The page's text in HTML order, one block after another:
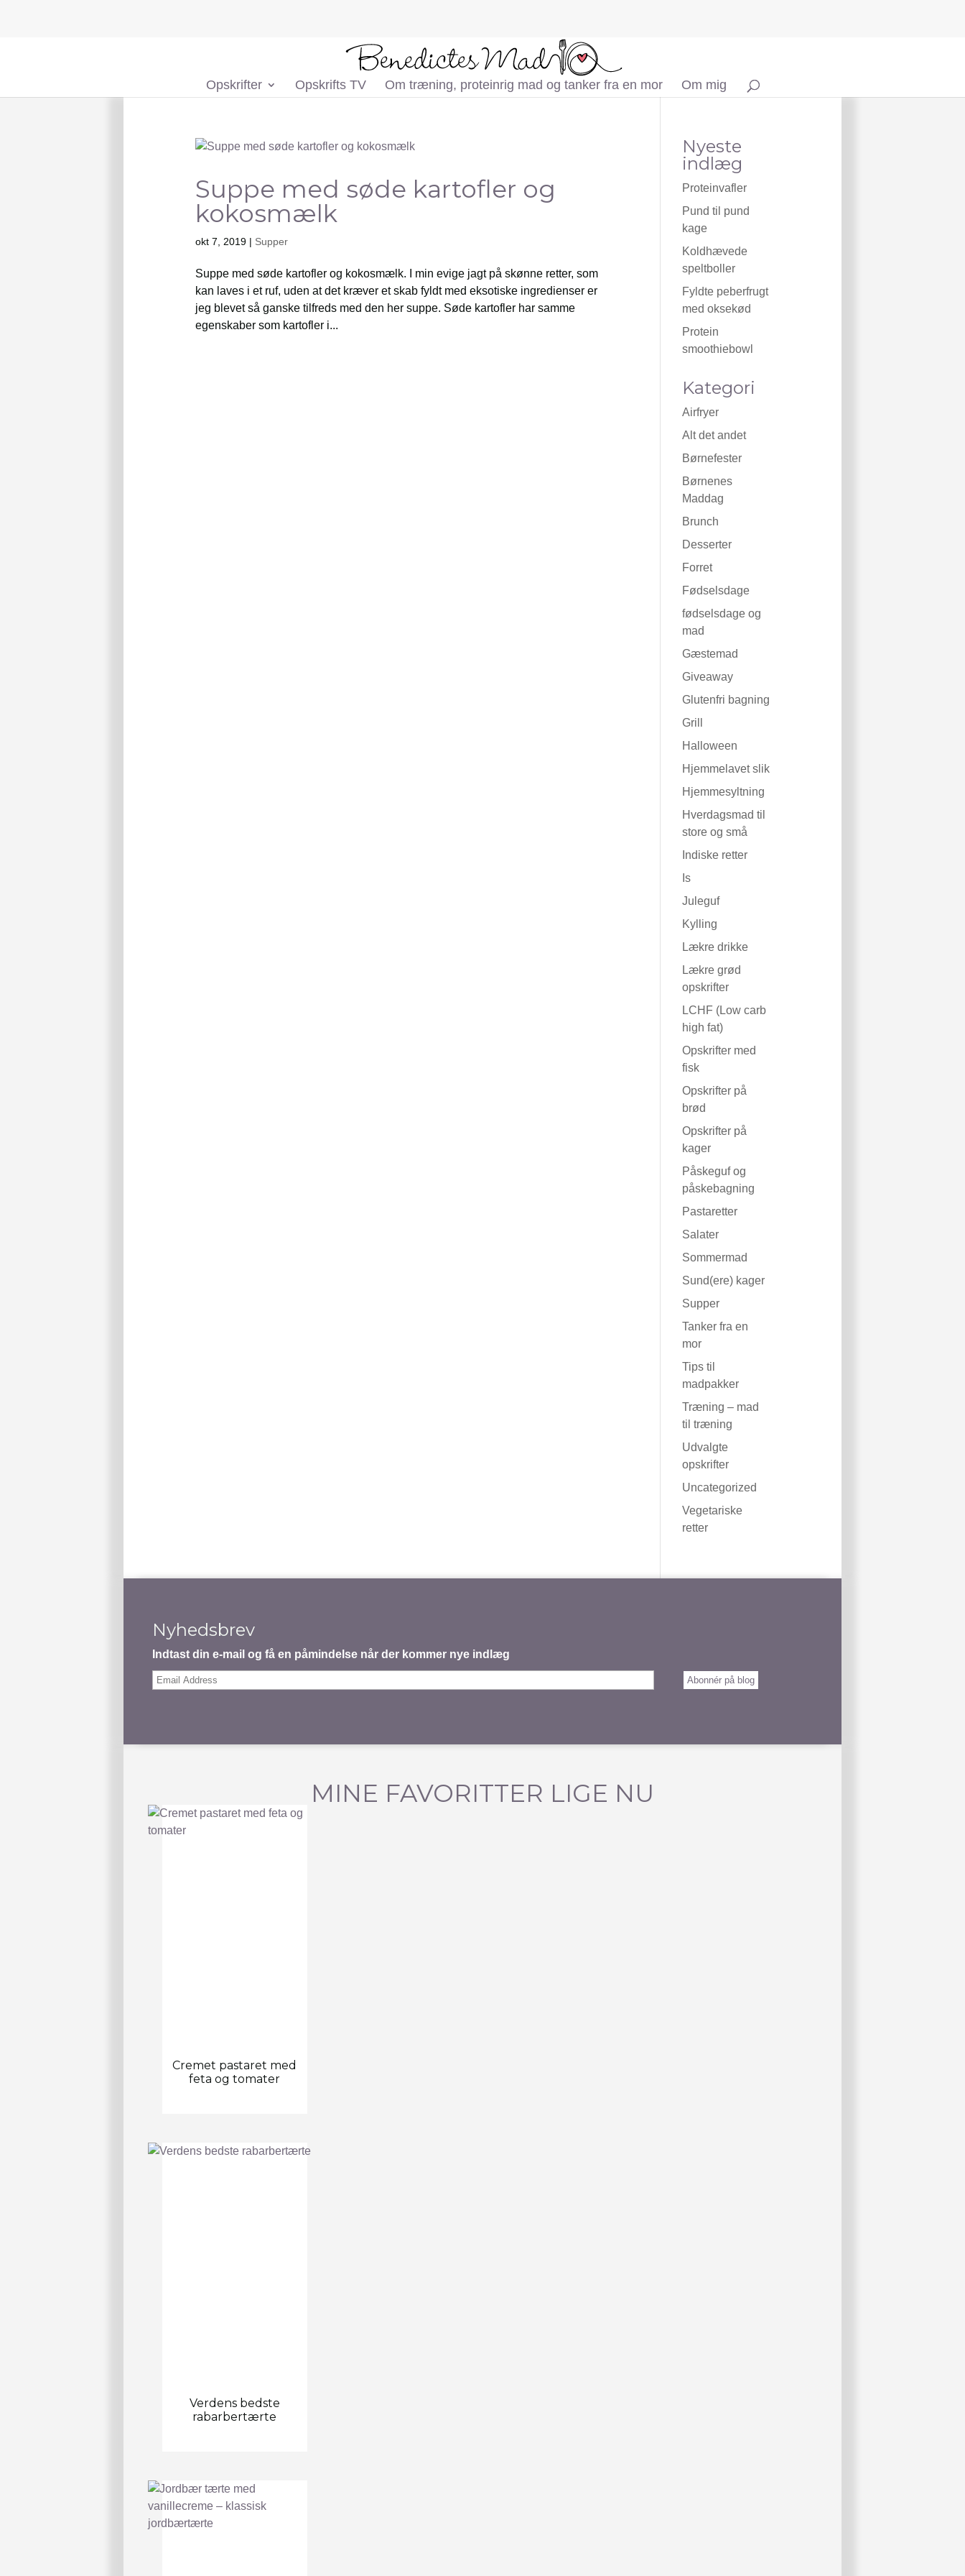
Opskrifter Opskrifts TV Om træning, proteinrig mad og tanker fra en mor Om mig
Suppe med søde kartofler og
kokosmælk
okt 7, 2019 | Supper
Suppe med søde kartofler og kokosmælk. I min evige jagt på skønne retter, som
kan laves i et ruf, uden at det kræver et skab fyldt med eksotiske ingredienser er
jeg blevet så ganske tilfreds med den her suppe. Søde kartofler har samme
egenskaber som kartofler i...
Nyeste
indlæg
Proteinvafler
Pund til pund
kage
Koldhævede
speltboller
Fyldte peberfrugt
med oksekød
Protein
smoothiebowl
Kategori
Airfryer
Alt det andet
Børnefester
Børnenes
Maddag
Brunch
Desserter
Forret
Fødselsdage
fødselsdage og
mad
Gæstemad
Giveaway
Glutenfri bagning
Grill
Halloween
Hjemmelavet slik
Hjemmesyltning
Hverdagsmad til
store og små
Indiske retter
Is
Juleguf
Kylling
Lækre drikke
Lækre grød
opskrifter
LCHF (Low carb
high fat)
Opskrifter med
fisk
Opskrifter på
brød
Opskrifter på
kager
Påskeguf og
påskebagning
Pastaretter
Salater
Sommermad
Sund(ere) kager
Supper
Tanker fra en
mor
Tips til
madpakker
Træning – mad
til træning
Udvalgte
opskrifter
Uncategorized
Vegetariske
retter
Nyhedsbrev
Indtast din e-mail og få en påmindelse når der kommer nye indlæg
Email
Abonnér på blog
MINE FAVORITTER LIGE NU
Cremet pastaret med
feta og tomater
Verdens bedste
rabarbertærte